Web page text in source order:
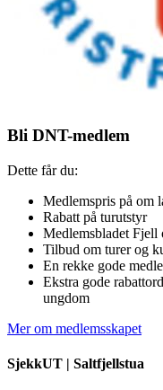
Bli DNT-medlem
Dette får du:
Medlemspris på om
Rabatt på turutstyr
Medlemsbladet Fjell
Tilbud om turer og
En rekke gode
Ekstra gode
ungdom
Mer om medlemsskapet
SjekkUT | Saltfjellstua